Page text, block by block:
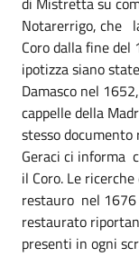
Notarerrigo, che
Coro dalla fine
ipotizza siano
Damasco nel
cappelle della
stesso documento
Geraci ci informa
il Coro. Le
restauro nel
restaurato
presenti in ogni